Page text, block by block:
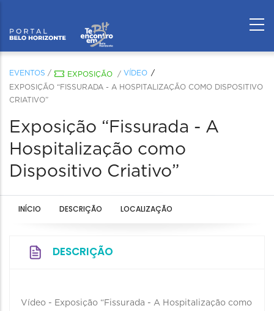
EVENTOS / EXPOSIÇÃO / VÍDEO
EXPOSIÇÃO “FISSURADA - A HOSPITALIZAÇÃO COMO DISPOSITIVO
CRIATIVO”
Exposição “Fissurada - A
Hospitalização como
Dispositivo Criativo”
INÍCIO DESCRIÇÃO LOCALIZAÇÃO
DESCRIÇÃO
Vídeo - Exposição “Fissurada - A Hospitalização como